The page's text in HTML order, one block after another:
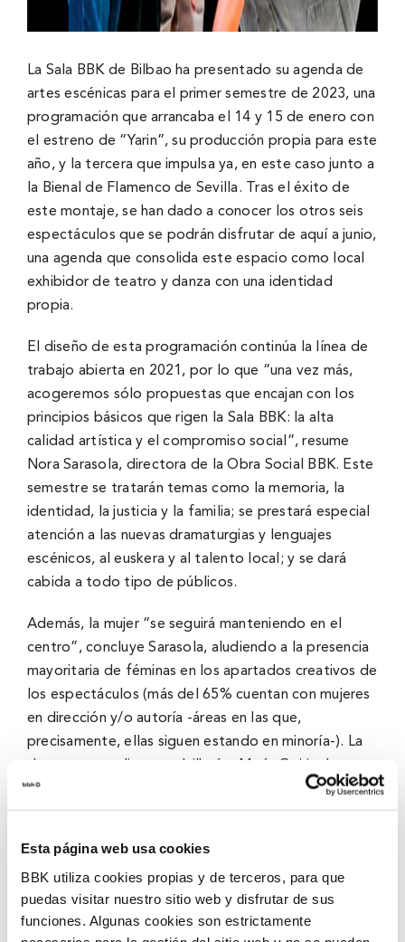
Esta página web usa cookies
BBK utiliza cookies propias y de terceros, para que
puedas visitar nuestro sitio web y disfrutar de sus
funciones. Algunas cookies son estrictamente
La Sala BBK de Bilbao ha presentado su agenda de
artes escénicas para el primer semestre de 2023, una
programación que arrancaba el 14 y 15 de enero con
el estreno de “Yarin”, su producción propia para este
año, y la tercera que impulsa ya, en este caso junto a
la Bienal de Flamenco de Sevilla. Tras el éxito de
este montaje, se han dado a conocer los otros seis
espectáculos que se podrán disfrutar de aquí a junio,
una agenda que consolida este espacio como local
exhibidor de teatro y danza con una identidad
propia.
El diseño de esta programación continúa la línea de
trabajo abierta en 2021, por lo que “una vez más,
acogeremos sólo propuestas que encajan con los
principios básicos que rigen la Sala BBK: la alta
calidad artística y el compromiso social”, resume
Nora Sarasola, directora de la Obra Social BBK. Este
semestre se tratarán temas como la memoria, la
identidad, la justicia y la familia; se prestará especial
atención a las nuevas dramaturgias y lenguajes
escénicos, al euskera y al talento local; y se dará
cabida a todo tipo de públicos.
Además, la mujer “se seguirá manteniendo en el
centro”, concluye Sarasola, aludiendo a la presencia
mayoritaria de féminas en los apartados creativos de
los espectáculos (más del 65% cuentan con mujeres
en dirección y/o autoría -áreas en las que,
precisamente, ellas siguen estando en minoría-). La
asesora artística de la sala, ha colaborado una vez
más en la selección de los títulos elegidos.
Así, el viernes 3 de febrero se presentará la pieza de
danza inclusiva “Arnasa”, de la compañía Organik,
fundada y dirigida por la getxotarra Natalia Monge.
La obra nace del interés personal de Monge por